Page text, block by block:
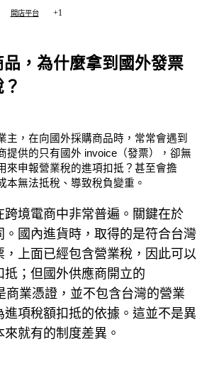
開店平台 +1
，為什麼拿到國外發票
主，在向國外採購商品時，常常會遇到
提供的只有國外 invoice（發票），卻無
來申報營業稅的進項扣抵？甚至會擔
本無法抵稅、導致稅負變重。
境電商中非常普遍。關鍵在於
。國內進貨時，取得的是符合台灣
上面已經包含營業稅，因此可以
；但國外供應商開立的
商業憑證，並不包含台灣的營業
項稅額扣抵的依據。這並不是異
就有的制度差異。